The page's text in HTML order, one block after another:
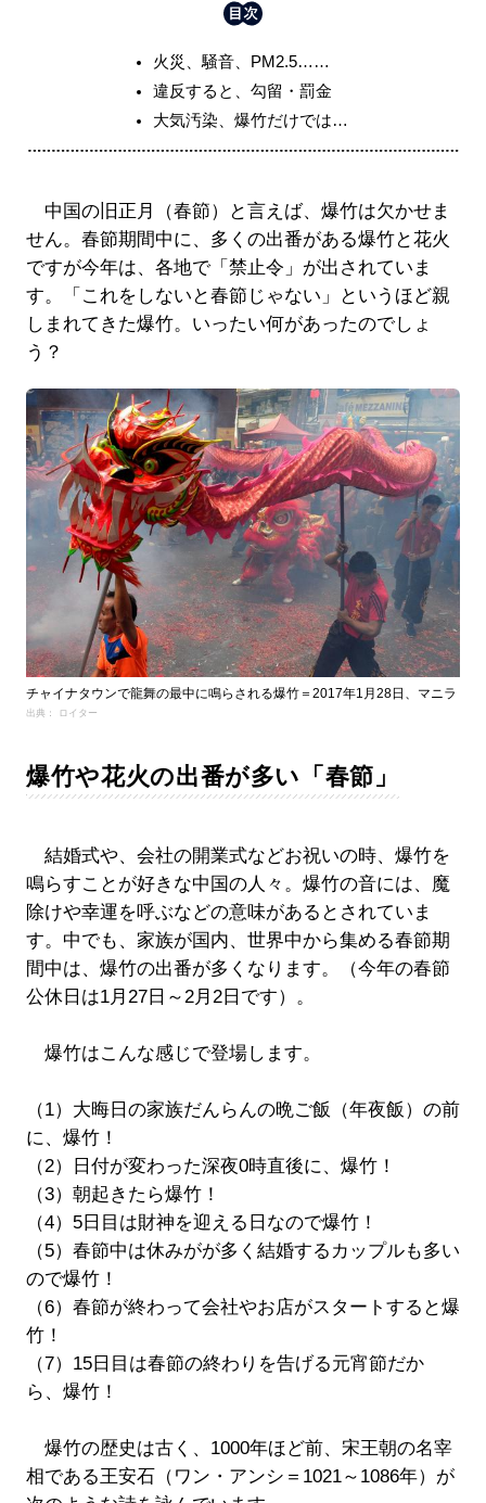
火災、騒音、PM2.5……
違反すると、勾留・罰金
大気汚染、爆竹だけでは…
中国の旧正月（春節）と言えば、爆竹は欠かせま
せん。春節期間中に、多くの出番がある爆竹と花火
ですが今年は、各地で「禁止令」が出されていま
す。「これをしないと春節じゃない」というほど親
しまれてきた爆竹。いったい何があったのでしょ
う？
チャイナタウンで龍舞の最中に鳴らされる爆竹＝2017年1月28日、マニラ
出典： ロイター
爆竹や花火の出番が多い「春節」
結婚式や、会社の開業式などお祝いの時、爆竹を
鳴らすことが好きな中国の人々。爆竹の音には、魔
除けや幸運を呼ぶなどの意味があるとされていま
す。中でも、家族が国内、世界中から集める春節期
間中は、爆竹の出番が多くなります。（今年の春節
公休日は1月27日～2月2日です）。
爆竹はこんな感じで登場します。
（1）大晦日の家族だんらんの晩ご飯（年夜飯）の前
に、爆竹！
（2）日付が変わった深夜0時直後に、爆竹！
（3）朝起きたら爆竹！
（4）5日目は財神を迎える日なので爆竹！
（5）春節中は休みがが多く結婚するカップルも多い
ので爆竹！
（6）春節が終わって会社やお店がスタートすると爆
竹！
（7）15日目は春節の終わりを告げる元宵節だか
ら、爆竹！
爆竹の歴史は古く、1000年ほど前、宋王朝の名宰
相である王安石（ワン・アンシ＝1021～1086年）が